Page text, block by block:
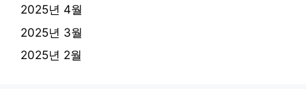
2025년 4월
2025년 3월
2025년 2월